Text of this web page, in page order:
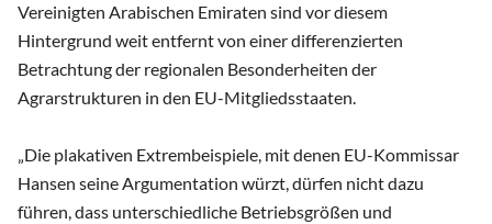
Vereinigten Arabischen Emiraten sind vor diesem
Hintergrund weit entfernt von einer differenzierten
Betrachtung der regionalen Besonderheiten der
Agrarstrukturen in den EU-Mitgliedsstaaten.
„Die plakativen Extrembeispiele, mit denen EU-Kommissar
Hansen seine Argumentation würzt, dürfen nicht dazu
führen, dass unterschiedliche Betriebsgrößen und